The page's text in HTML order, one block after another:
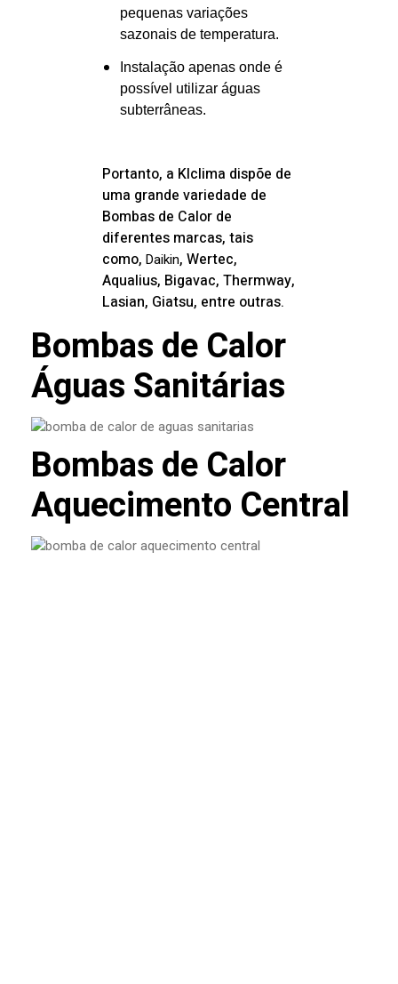
pequenas variações
sazonais de temperatura.
Instalação apenas onde é
possível utilizar águas
subterrâneas.
Portanto, a Klclima dispõe de
uma grande variedade de
Bombas de Calor de
diferentes marcas, tais
como, Daikin, Wertec,
Aqualius, Bigavac, Thermway,
Lasian, Giatsu, entre outras.
Bombas de Calor
Águas Sanitárias
Bombas de Calor
Aquecimento Central